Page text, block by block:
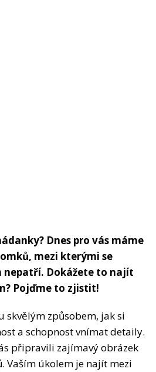
Dnes pro vás máme
mezi kterými se
nepatří. Dokážete to najít
Pojďme to zjistit!
skvělým způsobem, jak si
a schopnost vnímat detaily.
připravili zajímavý obrázek
Vaším úkolem je najít mezi